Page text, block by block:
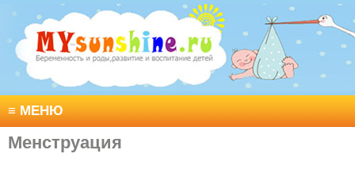
≡МЕНЮ
Менструация